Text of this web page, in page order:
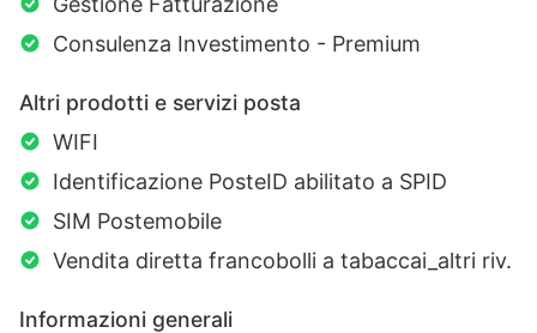
Consulenza Investimento - Premium
Altri prodotti e servizi posta
WIFI
Identificazione PosteID abilitato a SPID
SIM Postemobile
Vendita diretta francobolli a tabaccai_altri riv.
Informazioni generali